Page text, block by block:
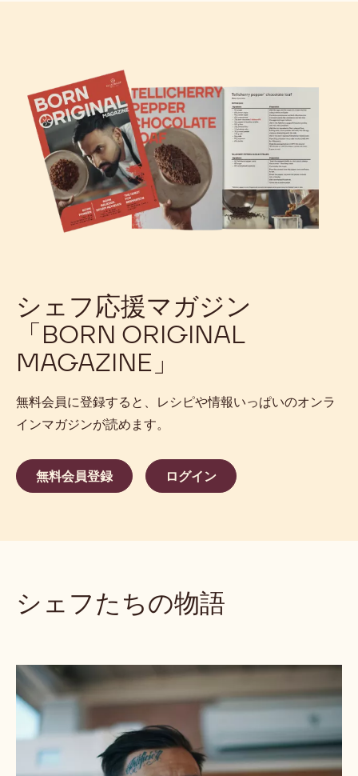
シェフ応援マガジン
「BORN ORIGINAL
MAGAZINE」
無料会員に登録すると、レシピや情報いっぱいのオンラ
インマガジンが読めます。
無料会員登録 ログイン
シェフたちの物語